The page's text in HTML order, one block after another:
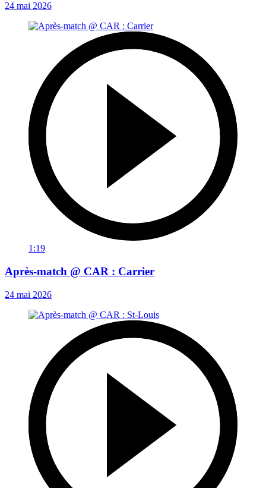
24 mai 2026
1:19
Après-match @ CAR : Carrier
24 mai 2026